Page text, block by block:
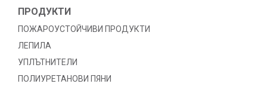
ПРОДУКТИ
ПОЖАРОУСТОЙЧИВИ ПРОДУКТИ
ЛЕПИЛА
УПЛЪТНИТЕЛИ
ПОЛИУРЕТАНОВИ ПЯНИ